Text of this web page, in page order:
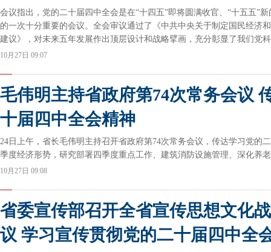
会议指出，党的二十届四中全会是在“十四五”即将圆满收官、“十五五”
的一次十分重要的会议。全会审议通过了《中共中央关于制定国民经济
建议》，对未来五年发展作出顶层设计和战略擘画，充分彰显了我们党
重要政治优势，对于确保基本实现社会主义现代化取得决定性进展、开
10月27日 09:07
毛伟明主持省政府第74次常务会议
十届四中全会精神
24日上午，省长毛伟明主持召开省政府第74次常务会议，传达学习党的
季度经济形势，研究部署四季度重点工作、建筑消防设施管理、深化养
10月27日 09:08
省委宣传部召开全省宣传思想文化
议 学习宣传贯彻党的二十届四中全